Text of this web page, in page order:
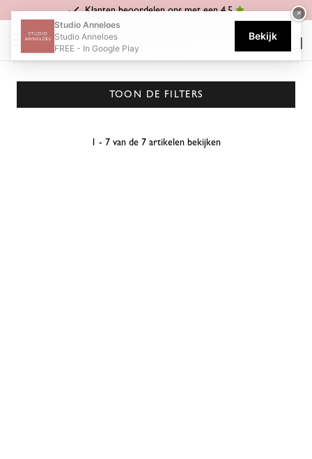
Klanten beoordelen ons met een 4.5
Home Cecilia
CECILIA
1 - 7 van de 7 artikelen bekijken
TOON DE FILTERS
×
Studio Anneloes
Studio Anneloes
FREE - In Google Play
Bekijk